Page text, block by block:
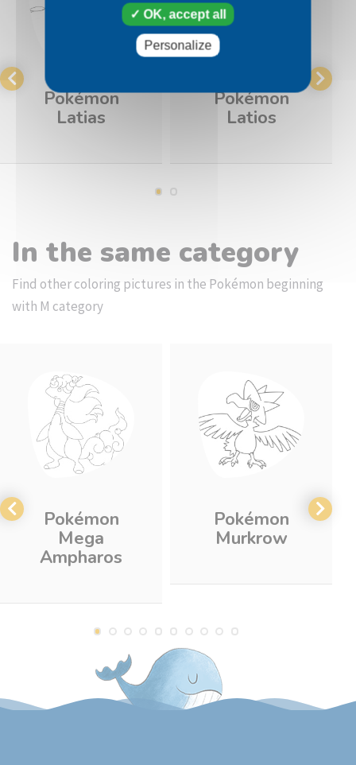
Pokémon
Latias
Pokémon
Latios
In the same category
Find other coloring pictures in the Pokémon beginning
with M category
Pokémon
Mega
Ampharos
Pokémon
Murkrow
OK, accept all
Personalize